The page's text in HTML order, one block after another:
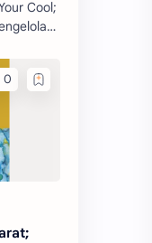
Cool;
untuk